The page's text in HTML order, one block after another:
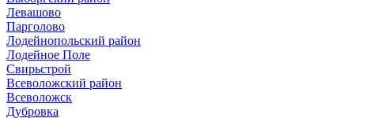
Левашово
Парголово
Лодейнопольский район
Лодейное Поле
Свирьстрой
Всеволожский район
Всеволожск
Дубровка